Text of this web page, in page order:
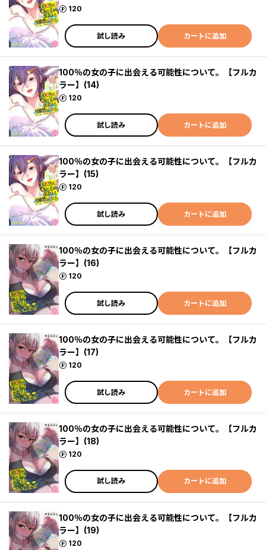
120
ポイント
試し読み カートに追加
100％の女の子に出会える可能性について。【フルカ
ラー】(14)
120
ポイント
試し読み カートに追加
100％の女の子に出会える可能性について。【フルカ
ラー】(15)
120
ポイント
試し読み カートに追加
100％の女の子に出会える可能性について。【フルカ
ラー】(16)
120
ポイント
試し読み カートに追加
100％の女の子に出会える可能性について。【フルカ
ラー】(17)
120
ポイント
試し読み カートに追加
100％の女の子に出会える可能性について。【フルカ
ラー】(18)
120
ポイント
試し読み カートに追加
100％の女の子に出会える可能性について。【フルカ
ラー】(19)
120
ポイント